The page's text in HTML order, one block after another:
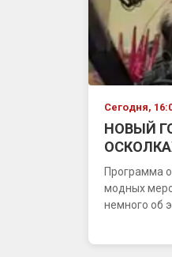
Сегодня,
НОВЫЙ
Программа
модных
немного об